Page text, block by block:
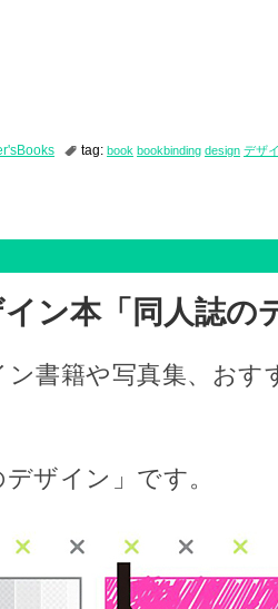
tag: book bookbinding design デザ
ン本「同人誌の
書籍や写真集、おす
ザイン」です。